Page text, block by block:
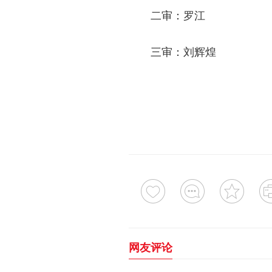
二审：罗江
三审：刘辉煌
网友评论